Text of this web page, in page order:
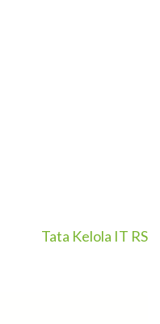
Tata Kelola IT RS